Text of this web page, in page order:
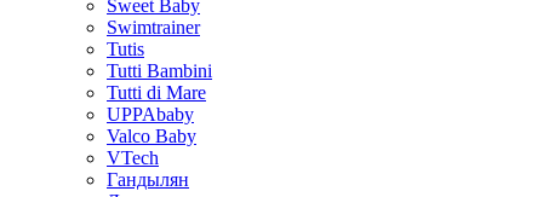
Sweet Baby
Swimtrainer
Tutis
Tutti Bambini
Tutti di Mare
UPPAbaby
Valco Baby
VTech
Гандылян